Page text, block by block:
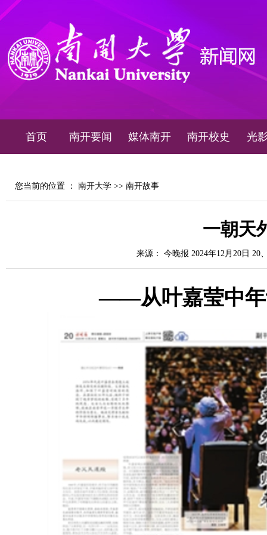
首页 南开要闻 媒体南开 南开校史 光
您当前的位置 ： 南开大学 >> 南开故事
一朝天
来源： 今晚报 2024年12月20日 20
——从叶嘉莹中